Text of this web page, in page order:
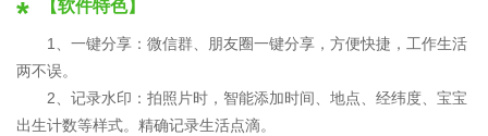
【软件特色】
1、一键分享：微信群、朋友圈一键分享，方便快捷，工作生活
两不误。
2、记录水印：拍照片时，智能添加时间、地点、经纬度、宝宝
出生计数等样式。精确记录生活点滴。